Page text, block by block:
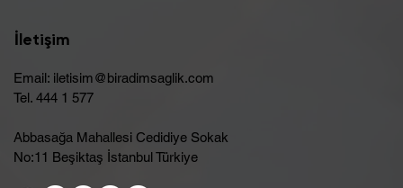
İletişim
Email: iletisim@biradimsaglik.com
Tel. 444 1 577
Abbasağa Mahallesi Cedidiye Sokak
No:11 Beşiktaş İstanbul Türkiye